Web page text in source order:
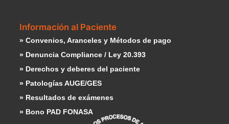
Información al Paciente
» Convenios, Aranceles y Métodos de pago
» Denuncia Compliance / Ley 20.393
» Derechos y deberes del paciente
» Patologías AUGE/GES
» Resultados de exámenes
» Bono PAD FONASA